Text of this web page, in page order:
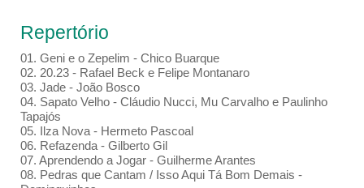
Repertório
01. Geni e o Zepelim - Chico Buarque
02. 20.23 - Rafael Beck e Felipe Montanaro
03. Jade - João Bosco
04. Sapato Velho - Cláudio Nucci, Mu Carvalho e Paulinho
Tapajós
05. Ilza Nova - Hermeto Pascoal
06. Refazenda - Gilberto Gil
07. Aprendendo a Jogar - Guilherme Arantes
08. Pedras que Cantam / Isso Aqui Tá Bom Demais -